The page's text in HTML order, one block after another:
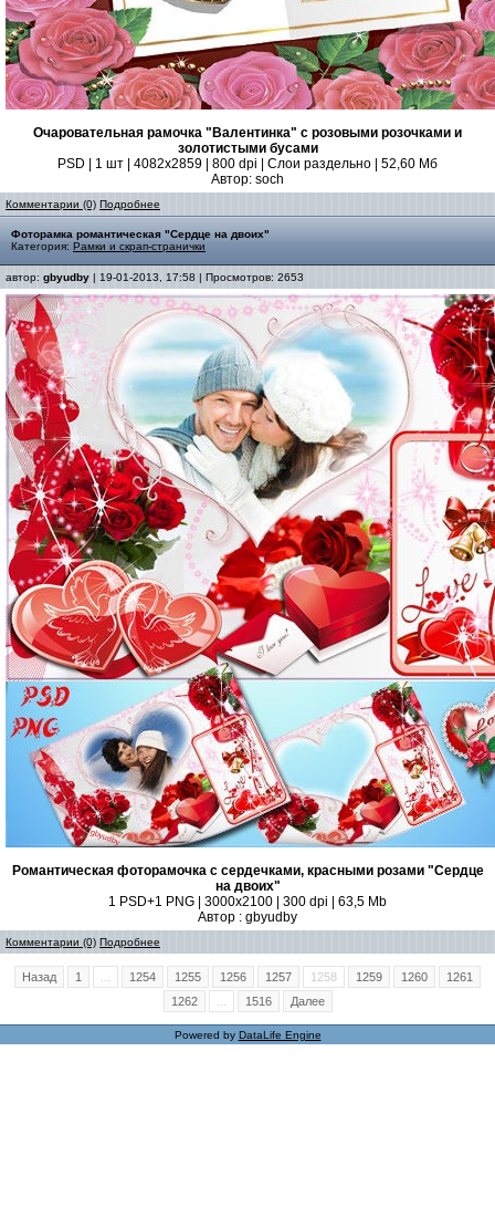
Очаровательная рамочка "Валентинка" с розовыми розочками и
золотистыми бусами
PSD | 1 шт | 4082x2859 | 800 dpi | Слои раздельно | 52,60 Мб
Автор: soch
Комментарии (0) Подробнее
Фоторамка романтическая "Сердце на двоих"
Категория: Рамки и скрап-странички
автор: gbyudby | 19-01-2013, 17:58 | Просмотров: 2653
Романтическая фоторамочка с сердечками, красными розами "Сердце
на двоих"
1 PSD+1 PNG | 3000x2100 | 300 dpi | 63,5 Mb
Автор : gbyudby
Комментарии (0) Подробнее
Назад 1 1254 1255 1256 1257 1258 1259 1260
1261
1262
1516 Далее
Powered by DataLife Engine